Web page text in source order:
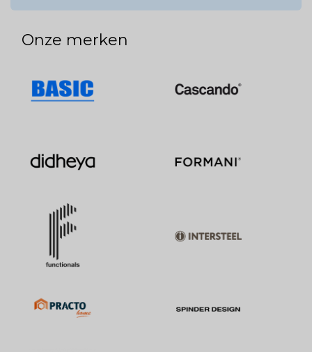
Onze merken